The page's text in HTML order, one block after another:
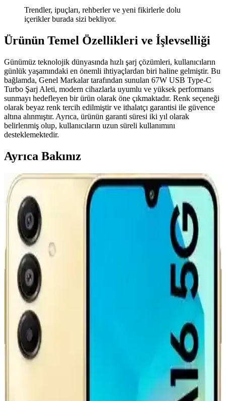
Trendler, ipuçları, rehberler ve yeni fikirlerle dolu
içerikler burada sizi bekliyor.
Ürünün Temel Özellikleri ve İşlevselliği
Günümüz teknolojik dünyasında hızlı şarj çözümleri, kullanıcıların
günlük yaşamındaki en önemli ihtiyaçlardan biri haline gelmiştir. Bu
bağlamda, Genel Markalar tarafından sunulan 67W USB Type-C
Turbo Şarj Aleti, modern cihazlarla uyumlu ve yüksek performans
sunmayı hedefleyen bir ürün olarak öne çıkmaktadır. Renk seçeneği
olarak beyaz renk tercih edilmiştir ve ithalatçı garantisi ile güvence
altına alınmıştır. Ayrıca, ürünün garanti süresi iki yıl olarak
belirlenmiş olup, kullanıcıların uzun süreli kullanımını
desteklemektedir.
Ayrıca Bakınız
CATL'nin İkinci Nesil Lityum Demir Fosfat
Bataryası ve Elektrikli Araç Teknolojisindeki
Yenilikler
CATL'nin geliştirdiği ikinci nesil LFP batarya, hızlı şarj imkanı ve
artırılmış menzil sunarak elektrikli araç teknolojisinde önemli bir
adım atıyor. Ancak altyapı ve politik engeller çözülmeli.
Teknoloji Meraklıları İçin Yenilikçi ve İşlevsel Hediye
Seçenekleri
Teknoloji meraklılarına hediye seçerken işlevsel ve yenilikçi ürünler
ön planda tutulmalı. Çoklu şarj istasyonları, taşınabilir depolama,
ergonomik aksesuarlar ve teknik tamir setleri ideal seçeneklerdir.
GM ve LG'nin Lityum Mangan Zengin
Bataryasıyla Elektrikli Araçlarda 400 Mil Menzil
Hedefi
GM ve LG iş birliğiyle geliştirilen Lityum Mangan Zengin
bataryalar, elektrikli araçlarda 400 mil menzil sunmayı amaçlıyor. Bu
teknoloji enerji yoğunluğu, şarj süresi ve maliyet açısından önemli